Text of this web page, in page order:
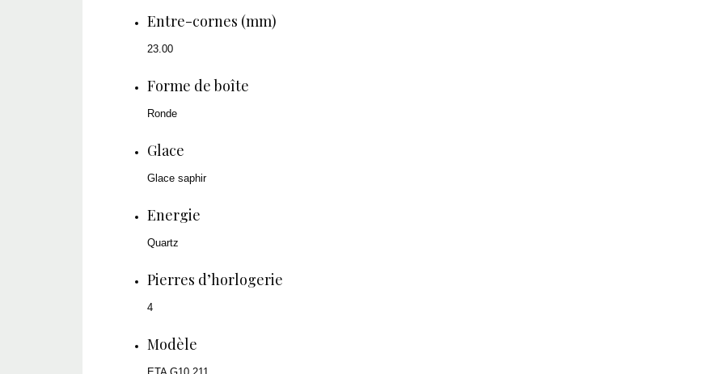
Entre-cornes (mm)
23.00
Forme de boîte
Ronde
Glace
Glace saphir
Energie
Quartz
Pierres d’horlogerie
4
Modèle